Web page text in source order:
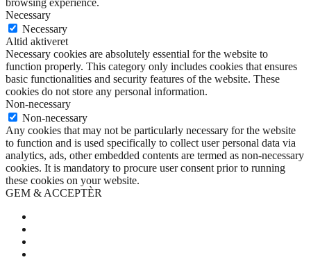
browsing experience.
Necessary
Necessary
Altid aktiveret
Necessary cookies are absolutely essential for the website to
function properly. This category only includes cookies that ensures
basic functionalities and security features of the website. These
cookies do not store any personal information.
Non-necessary
Non-necessary
Any cookies that may not be particularly necessary for the website
to function and is used specifically to collect user personal data via
analytics, ads, other embedded contents are termed as non-necessary
cookies. It is mandatory to procure user consent prior to running
these cookies on your website.
GEM & ACCEPTÈR